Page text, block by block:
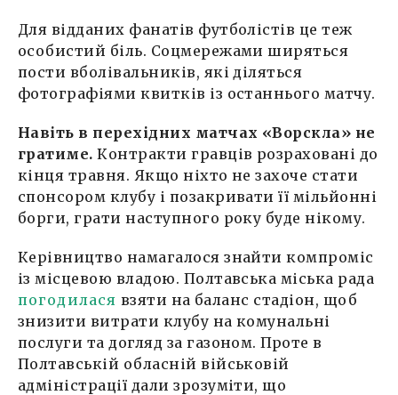
Для відданих фанатів футболістів це теж
особистий біль. Соцмережами ширяться
пости вболівальників, які діляться
фотографіями квитків із останнього матчу.
Навіть в перехідних матчах «Ворскла» не
гратиме. Контракти гравців розраховані до
кінця травня. Якщо ніхто не захоче стати
спонсором клубу і позакривати її мільйонні
борги, грати наступного року буде нікому.
Керівництво намагалося знайти компроміс
із місцевою владою. Полтавська міська рада
погодилася взяти на баланс стадіон, щоб
знизити витрати клубу на комунальні
послуги та догляд за газоном. Проте в
Полтавській обласній військовій
адміністрації дали зрозуміти, що